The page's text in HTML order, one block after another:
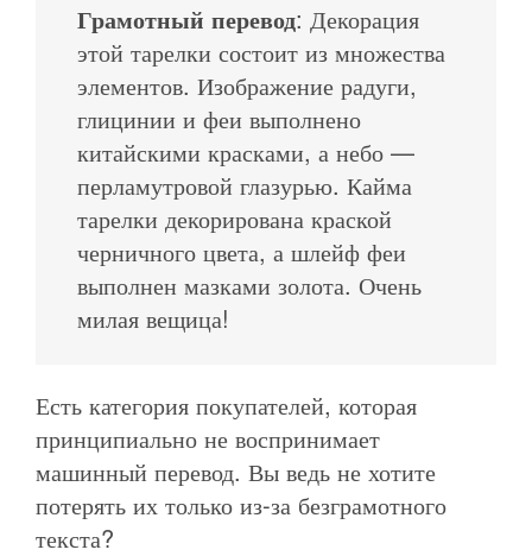
Грамотный перевод: Декорация
этой тарелки состоит из множества
элементов. Изображение радуги,
глицинии и феи выполнено
китайскими красками, а небо —
перламутровой глазурью. Кайма
тарелки декорирована краской
черничного цвета, а шлейф феи
выполнен мазками золота. Очень
милая вещица!
Есть категория покупателей, которая
принципиально не воспринимает
машинный перевод. Вы ведь не хотите
потерять их только из-за безграмотного
текста?